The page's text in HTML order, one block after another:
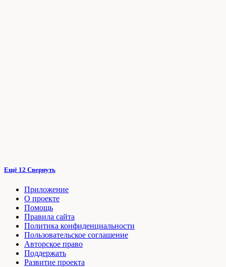
Ещё 12 Свернуть
Приложение
О проекте
Помощь
Правила сайта
Политика конфиденциальности
Пользовательское соглашение
Авторское право
Поддержать
Развитие проекта